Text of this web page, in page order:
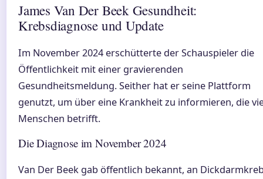
James Van Der Beek Gesundheit:
Krebsdiagnose und Update
Im November 2024 erschütterte der Schauspieler die
Öffentlichkeit mit einer gravierenden
Gesundheitsmeldung. Seither hat er seine Plattform
genutzt, um über eine Krankheit zu informieren, die
Menschen betrifft.
Die Diagnose im November 2024
Van Der Beek gab öffentlich bekannt, an